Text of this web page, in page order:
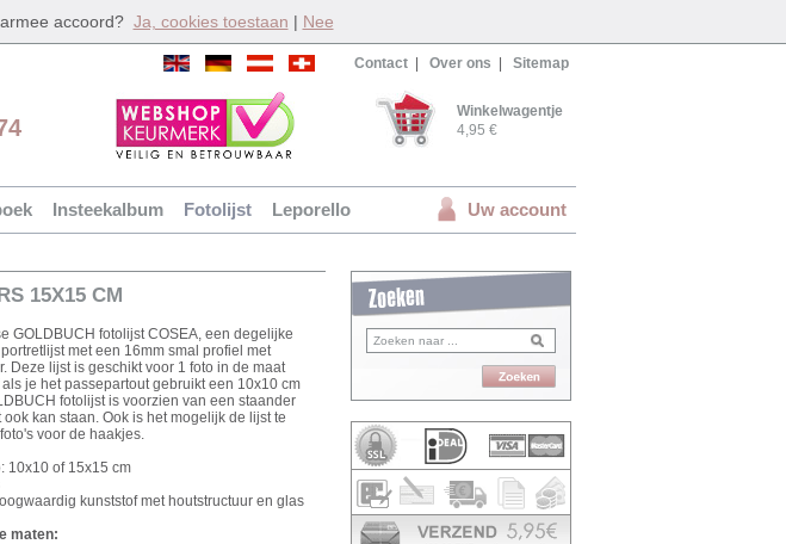
accoord? Ja, cookies toestaan | Nee
Contact Over ons Sitemap
Winkelwagentje
4,95 €
Insteekalbum Fotolijst Leporello Uw account
15X15 CM
GOLDBUCH fotolijst COSEA, een degelijke
met een 16mm smal profiel met
Deze lijst is geschikt voor 1 foto in de maat
als je het passepartout gebruikt een 10x10 cm
fotolijst is voorzien van een staander
ook kan staan. Ook is het mogelijk de lijst te
voor de haakjes.
10x10 of 15x15 cm
kunststof met houtstructuur en glas
maten: